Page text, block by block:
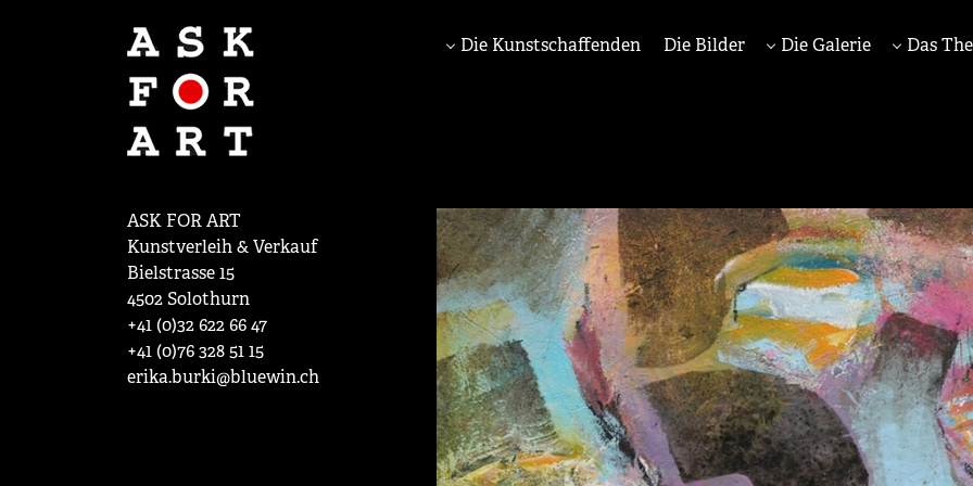
Die Kunstschaffenden Die Bilder Die Galerie Das
ASK FOR ART
Kunstverleih & Verkauf
Bielstrasse 15
4502 Solothurn
+41 (0)32 622 66 47
+41 (0)76 328 51 15
erika.burki@bluewin.ch